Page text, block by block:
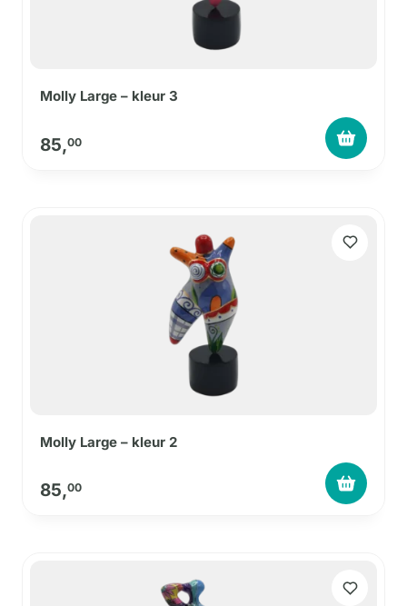
Molly Large – kleur 3
85,00
Molly Large – kleur 2
85,00